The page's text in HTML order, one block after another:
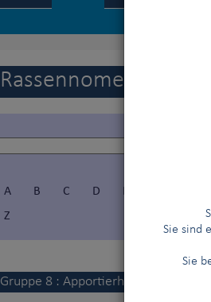
Sie sind
Sie
Rassennomenklatur
A B C D E
Z
Gruppe 8 : Apportierhunde -